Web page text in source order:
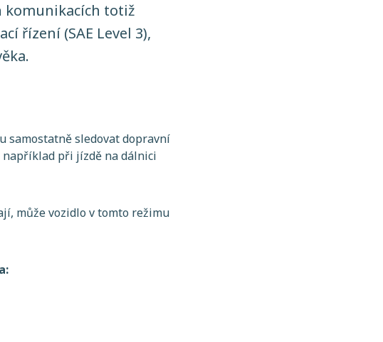
komunikacích totiž
řízení (SAE Level 3),
samostatně sledovat dopravní
při jízdě na dálnici
může vozidlo v tomto režimu